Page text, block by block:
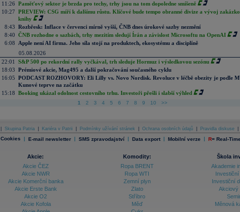
11:26 Paměťový sektor je brzda pro techy, trhy jsou na tom dopoledne smíšeně
10:27 PREVIEW: CSG míří k dalšímu růstu. Klíčové bude tempo obranné divize a vývoj
knihy
8:43 Rozbřesk: Inflace v červenci mírně vyšší, ČNB dnes úrokové sazby nezmění
8:40 ČNB rozhodne o sazbách, trhy mezitím sledují Írán a závislost Microsoftu na OpenAI
6:08
Apple není AI firma. Jeho síla stojí na produktech, ekosystému a disciplíně
05.08.2026
22:01
S&P 500 po rekordní rally vyčkával, trh sleduje Hormuz i výsledkovou sezónu
18:03 Prémiové akcie, Mag495 a další pokračování současného cyklu
16:05 PODCAST ROZHOVORY: Eli Lilly vs. Novo Nordisk. Revoluce v léčbě obezity je podle
Kunové teprve na začátku
15:18 Booking ukázal odolnost cestovního trhu. Investoři přešli i slabší výhled
1 2 3 4 5 6 7 8 9 10 >>
Skupina Patria Kariéra v Patrii Podmínky užívání stránek Ochrana osobních údajů Pravidla diskuse
Cookies | E-mail newsletter | SMS zpravodajství | Data export | Mobilní verze | R= Real-
Akcie:
Akcie ČEZ
Akcie NWR
Akcie Komerční banka
Akcie Erste Bank
Akcie O2
Akcie Kofola
Komodity:
Ropa BRENT
Ropa WTI
Zemní plyn
Zlato
Stříbro
Měď
Škola
Akademie
Investiční
Akciový
Měnová